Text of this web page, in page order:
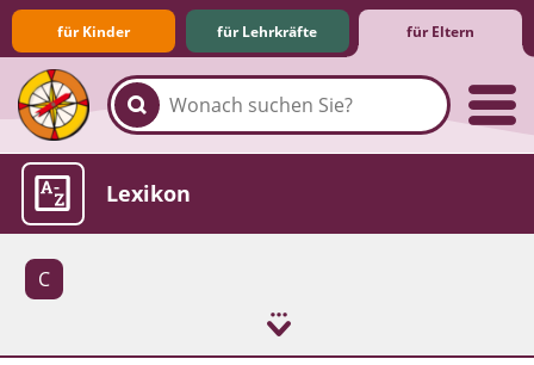
für Kinder für Lehrkräfte für Eltern
Familie & Medien
Spieletipps & Lernsoftware
Die Jüngsten im Netz
Lexikon
C